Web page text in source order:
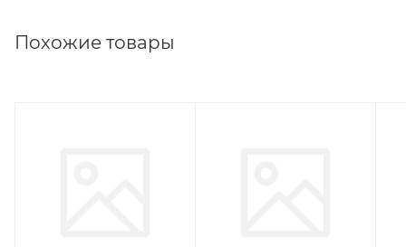
Похожие товары